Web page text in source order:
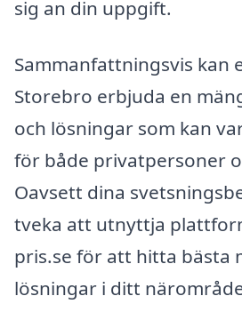
sig an din uppgift.
Sammanfattningsvis kan
Storebro erbjuda en
och lösningar som kan
för både privatpersoner
Oavsett dina
tveka att utnyttja
pris.se för att hitta bästa
lösningar i ditt